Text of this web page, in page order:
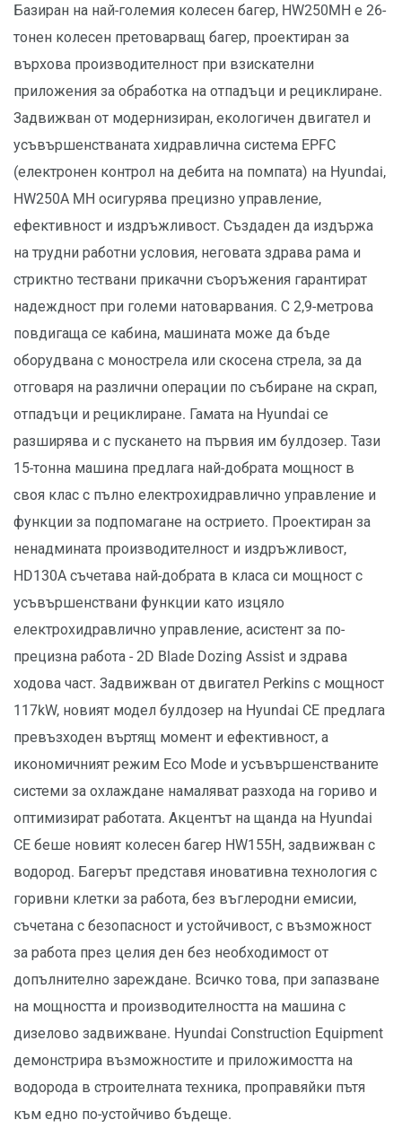
Базиран на най-големия колесен багер, HW250MH е 26-
тонен колесен претоварващ багер, проектиран за
върхова производителност при взискателни
приложения за обработка на отпадъци и рециклиране.
Задвижван от модернизиран, екологичен двигател и
усъвършенстваната хидравлична система EPFC
(електронен контрол на дебита на помпата) на Hyundai,
HW250A MH осигурява прецизно управление,
ефективност и издръжливост. Създаден да издържа
на трудни работни условия, неговата здрава рама и
стриктно тествани прикачни съоръжения гарантират
надеждност при големи натоварвания. С 2,9-метрова
повдигаща се кабина, машината може да бъде
оборудвана с монострела или скосена стрела, за да
отговаря на различни операции по събиране на скрап,
отпадъци и рециклиране. Гамата на Hyundai се
разширява и с пускането на първия им булдозер. Тази
15-тонна машина предлага най-добрата мощност в
своя клас с пълно електрохидравлично управление и
функции за подпомагане на острието. Проектиран за
ненадмината производителност и издръжливост,
HD130A съчетава най-добрата в класа си мощност с
усъвършенствани функции като изцяло
електрохидравлично управление, асистент за по-
прецизна работа - 2D Blade Dozing Assist и здрава
ходова част. Задвижван от двигател Perkins с мощност
117kW, новият модел булдозер на Hyundai CE предлага
превъзходен въртящ момент и ефективност, а
икономичният режим Eco Mode и усъвършенстваните
системи за охлаждане намаляват разхода на гориво и
оптимизират работата. Акцентът на щанда на Hyundai
CE беше новият колесен багер HW155H, задвижван с
водород. Багерът представя иновативна технология с
горивни клетки за работа, без въглеродни емисии,
съчетана с безопасност и устойчивост, с възможност
за работа през целия ден без необходимост от
допълнително зареждане. Всичко това, при запазване
на мощността и производителността на машина с
дизелово задвижване. Hyundai Construction Equipment
демонстрира възможности­те и приложимостта на
водорода в строителната техника, проправяйки пътя
към едно по-устойчиво бъдеще.